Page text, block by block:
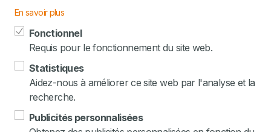
TERRAIN À BÂTIR
prix sur demande
Leuvensesteenweg 417, 3070 Kortenberg
En savoir plus
Fonctionnel
Requis pour le fonctionnement du site web.
Statistiques
Aidez-nous à améliorer ce site web par l'analyse et la
recherche.
Publicités personnalisées